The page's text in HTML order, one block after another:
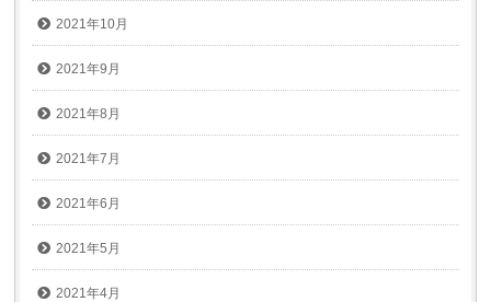
2021年10月
2021年9月
2021年8月
2021年7月
2021年6月
2021年5月
2021年4月